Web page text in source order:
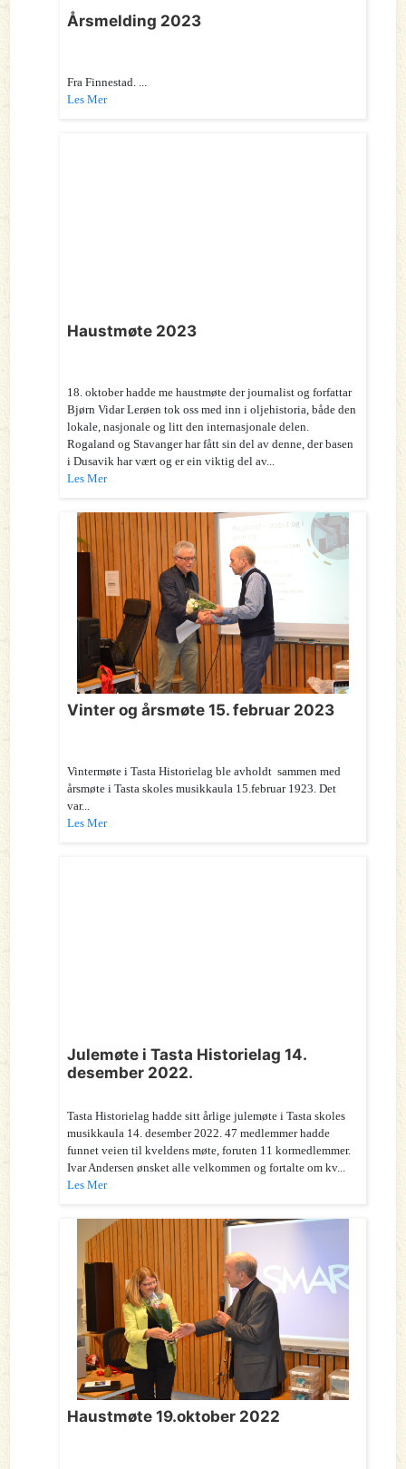
Årsmelding 2023
Fra Finnestad. ...
Les Mer
Haustmøte 2023
18. oktober hadde me haustmøte der journalist og forfattar
Bjørn Vidar Lerøen tok oss med inn i oljehistoria, både den
lokale, nasjonale og litt den internasjonale delen.
Rogaland og Stavanger har fått sin del av denne, der basen
i Dusavik har vært og er ein viktig del av...
Les Mer
Vinter og årsmøte 15. februar 2023
Vintermøte i Tasta Historielag ble avholdt sammen med
årsmøte i Tasta skoles musikkaula 15.februar 1923. Det
var...
Les Mer
Julemøte i Tasta Historielag 14.
desember 2022.
Tasta Historielag hadde sitt årlige julemøte i Tasta skoles
musikkaula 14. desember 2022. 47 medlemmer hadde
funnet veien til kveldens møte, foruten 11 kormedlemmer.
Ivar Andersen ønsket alle velkommen og fortalte om kv...
Les Mer
Haustmøte 19.oktober 2022